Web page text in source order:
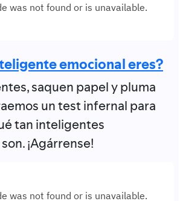
emocional eres?
saquen papel y pluma
un test infernal para
tan inteligentes
¡Agárrense!